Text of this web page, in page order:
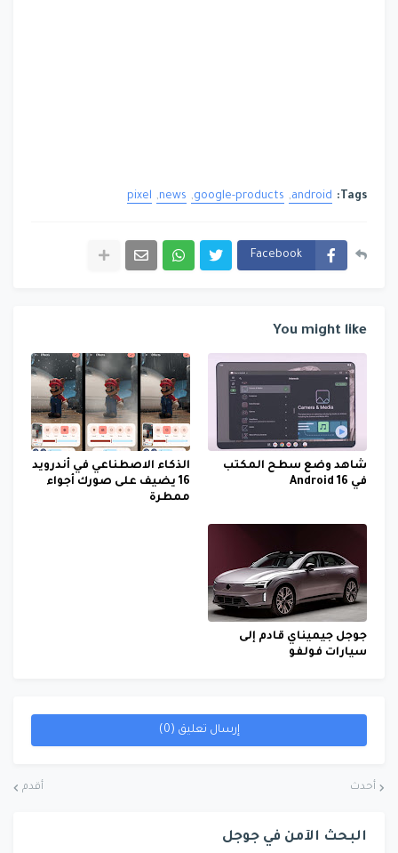
Tags:
android
google-products
news
pixel
Facebook
You might like
شاهد وضع سطح المكتب
في Android 16
الذكاء الاصطناعي في أندرويد
16 يضيف على صورك أجواء
ممطرة
جوجل جيميناي قادم إلى
سيارات فولفو
إرسال تعليق (0)
أحدث أقدم
البحث الآمن في جوجل